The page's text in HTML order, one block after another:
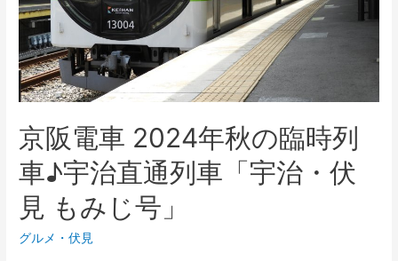
京阪電車 2024年秋の臨時列
車♪宇治直通列車「宇治・伏
見 もみじ号」
グルメ ・伏見